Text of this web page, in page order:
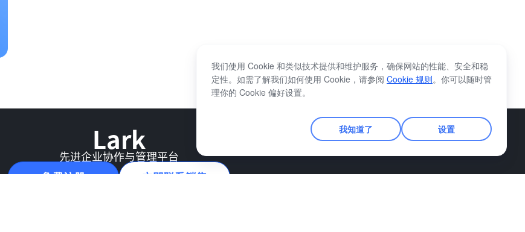
Lark
先进企业协作与管理平台
免费注册
立即联系销售
我们使用 Cookie 和类似技术提供和维护服务，确保网站的性能、安全和稳
定性。如需了解我们如何使用 Cookie，请参阅 Cookie 规则。你可以随时管
理你的 Cookie 偏好设置。
我知道了 设置